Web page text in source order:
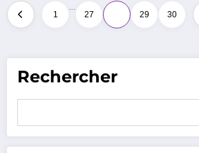
Pagination
des
publications
1
…
27 29 30
Rechercher